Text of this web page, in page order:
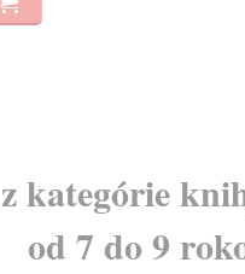
?
kategórie
od 7 do 9